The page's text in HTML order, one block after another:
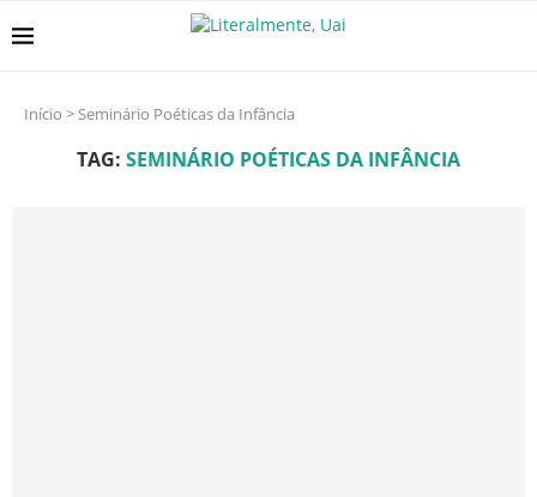
Início >Seminário Poéticas da Infância
TAG: SEMINÁRIO POÉTICAS DA INFÂNCIA